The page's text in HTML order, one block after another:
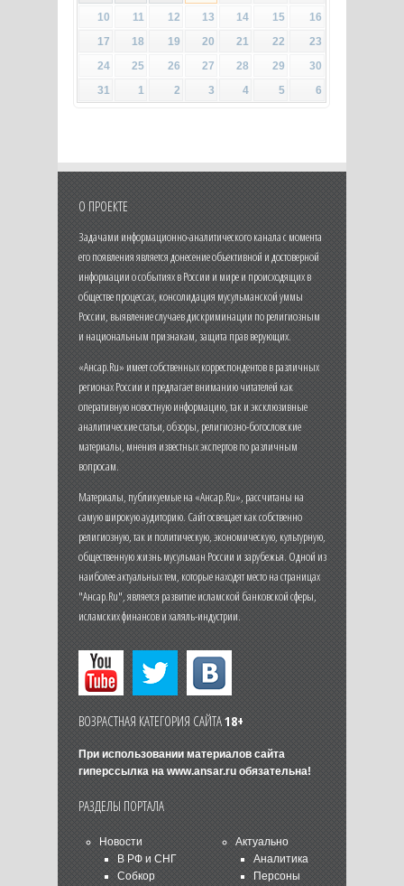
10
11 12 13 14 15
16
17
18 19 20 21 22
23
24
25 26 27 28 29
30
31
1 2 3 4 5 6
О ПРОЕКТЕ
Задачами информационно-аналитического канала с момента
его появления является донесение объективной и достоверной
информации о событиях в России и мире и происходящих в
обществе процессах, консолидация мусульманской уммы
России, выявление случаев дискриминации по религиозным
и национальным признакам, защита прав верующих.
«Ансар.Ru» имеет собственных корреспондентов в различных
регионах России и предлагает вниманию читателей как
оперативную новостную информацию, так и эксклюзивные
аналитические статьи, обзоры, религиозно-богословские
материалы, мнения известных экспертов по различным
вопросам.
Материалы, публикуемые на «Ансар.Ru», рассчитаны на
самую широкую аудиторию. Сайт освещает как собственно
религиозную, так и политическую, экономическую, культурную,
общественную жизнь мусульман России и зарубежья. Одной из
наиболее актуальных тем, которые находят место на страницах
"Ансар.Ru", является развитие исламской банковской сферы,
исламских финансов и халяль-индустрии.
ВОЗРАСТНАЯ КАТЕГОРИЯ САЙТА18+
При использовании материалов сайта
гиперссылка на www.ansar.ruобязательна!
РАЗДЕЛЫ ПОРТАЛА
Новости
В РФ и СНГ
Собкор
Актуально
Аналитика
Персоны